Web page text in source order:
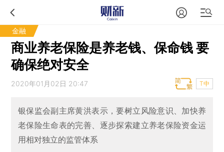
金融
商业养老保险是养老钱、保命钱 要
确保绝对安全
2020年01月02日 20:47 T中
银保监会副主席黄洪表示，要树立风险意识、加快养
老保险生命表的完善、逐步探索建立养老保险资金运
用相对独立的监管体系